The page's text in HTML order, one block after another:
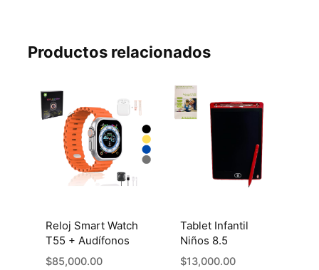
Productos relacionados
Reloj Smart Watch
T55 + Audífonos
$85,000.00
Tablet Infantil
Niños 8.5
$13,000.00